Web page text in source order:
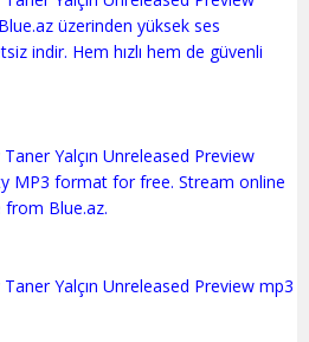
üzerinden yüksek ses
indir. Hem hızlı hem de güvenli
Yalçın Unreleased Preview
MP3 format for free. Stream online
Blue.az.
Yalçın Unreleased Preview mp3